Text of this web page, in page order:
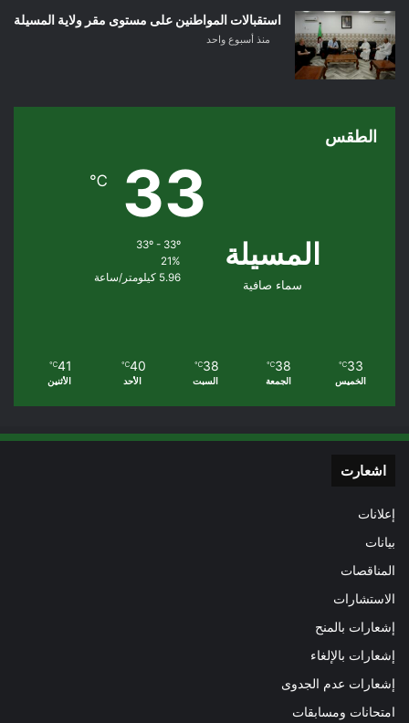
استقبالات المواطنين على مستوى مقر ولاية المسيلة
منذ أسبوع واحد
الطقس
المسيلة
سماء صافية
33
℃
33º - 33º
21%
5.96 كيلومتر/ساعة
33
℃
الخميس
38
℃
الجمعة
38
℃
السبت
40
℃
الأحد
41
℃
الأثنين
اشعارت
إعلانات
بيانات
المناقصات
الاستشارات
إشعارات بالمنح
إشعارات بالإلغاء
إشعارات عدم الجدوى
امتحانات ومسابقات